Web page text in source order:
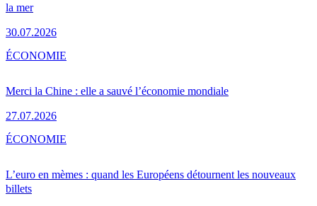
la mer
30.07.2026
Merci la Chine : elle a sauvé l’économie mondiale
27.07.2026
ÉCONOMIE
L’euro en mèmes : quand les Européens détournent les nouveaux
billets
ÉCONOMIE